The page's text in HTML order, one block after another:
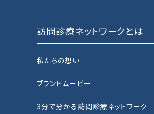
訪問診療ネットワークとは
私たちの想い
ブランドムービー
3分で分かる訪問診療ネットワーク